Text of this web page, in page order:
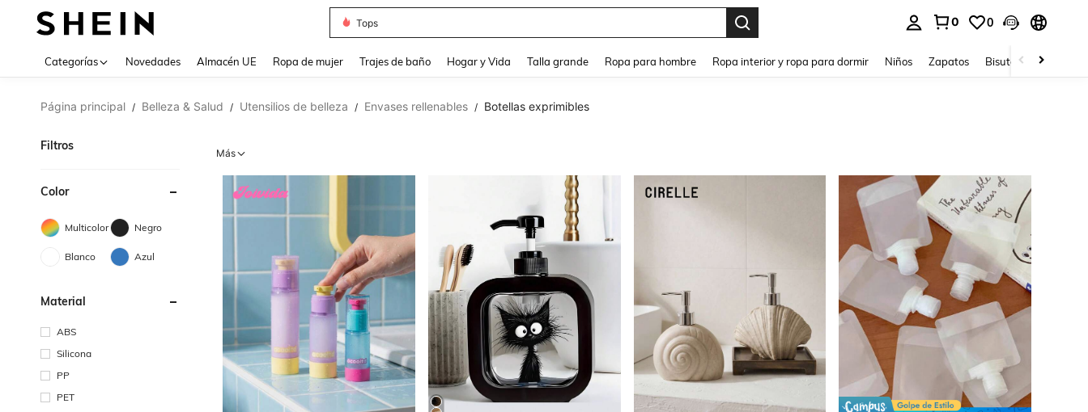
Tops
0 0
Categorías Novedades Almacén UE Ropa de mujer Trajes de baño Hogar y Vida Talla grande Ropa para hombre Ropa interior y ropa para dormir Niños Zapatos Bisutería Y
Página principal / Belleza & Salud / Utensilios de belleza / Envases rellenables / Botellas exprimibles
Filtros
Color
Multicolor Negro
Blanco Azul
Material
ABS
Silicona
PP
PET
Más